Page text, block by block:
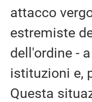
attacco
estremiste
dell'ordine -
istituzioni e,
Questa